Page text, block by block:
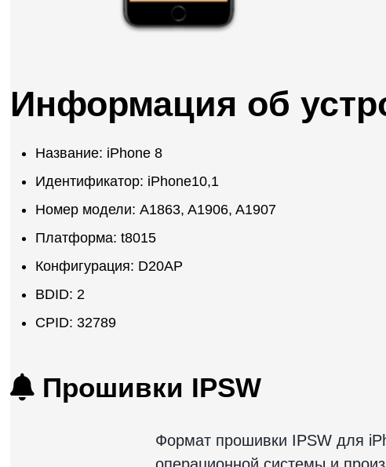
Информация об
Название: iPhone 8
Идентификатор: iPhone10,1
Номер модели: A1863, A1906, A1907
Платформа: t8015
Конфигурация: D20AP
BDID: 2
CPID: 32789
Прошивки IPSW
Формат прошивки IPSW для